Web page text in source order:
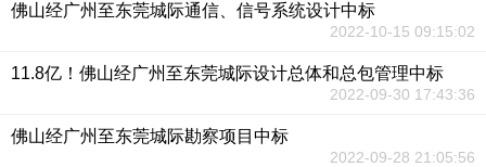
佛山经广州至东莞城际通信、信号系统设计中标
2022-10-15 09:15:02
11.8亿！佛山经广州至东莞城际设计总体和总包管理中标
2022-09-30 17:43:36
佛山经广州至东莞城际勘察项目中标
2022-09-28 21:05:56